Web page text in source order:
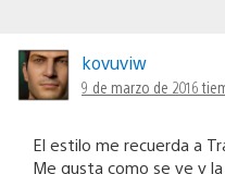
kovuviw
9 de marzo de 2016
El estilo me recuerda a
Me gusta como se ve y